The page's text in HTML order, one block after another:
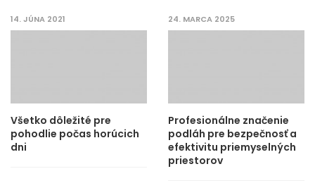
14. JÚNA 2021
Všetko dôležité pre
pohodlie počas horúcich
dni
24. MARCA 2025
Profesionálne značenie
podláh pre bezpečnosť a
efektivitu priemyselných
priestorov